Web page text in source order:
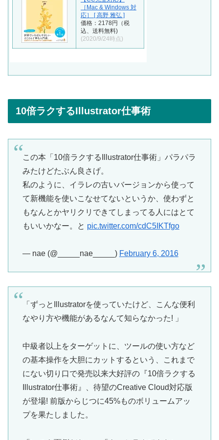
［Mac & Windows 対
応］ [ 高野 雅弘 ]
価格：2178円（税
込、送料無料)
(2020/9/24時点)
10倍ラクするIllustrator仕事術
この本「10倍ラクするIllustrator仕事術」パラパラ
みたけどたぶん良さげ。
私のように、イラレの古いバージョンから使って
て新機能を使いこなせてないというか、使わずと
もなんとかヤリクリできてしまってる人にはとて
もいいかなー。と pic.twitter.com/cdC5IKTfgo
— nae (@_____nae_____) February 6, 2016
「ずっとIllustratorを使っていたけど、こんな便利
なやり方や機能があるなんて知らなかった! 」
中級者以上をターゲットに、ツールの使い方など
の基本操作を大胆にカットするという、これまで
にない切り口で発売以来大好評の『10倍ラクする
Illustrator仕事術』、待望のCreative Cloud対応版
が登場! 前版からじつに45%ものボリュームアッ
プを果たしました。